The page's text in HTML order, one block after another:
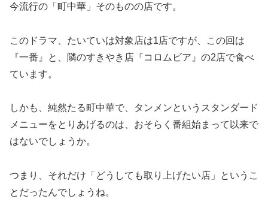
今流行の「町中華」そのものの店です。
このドラマ、たいていは対象店は1店ですが、この回は
『一番』と、隣のすきやき店『コロムビア』の2店で食べ
ています。
しかも、純然たる町中華で、タンメンというスタンダード
メニューをとりあげるのは、おそらく番組始まって以来で
はないでしょうか。
つまり、それだけ「どうしても取り上げたい店」というこ
とだったんでしょうね。